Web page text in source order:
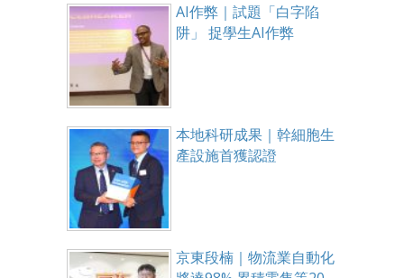
AI作弊｜試題「白字陷
阱」 捉學生AI作弊
本地科研成果｜幹細胞生
產設施首獲認證
京東段楠｜物流業自動化